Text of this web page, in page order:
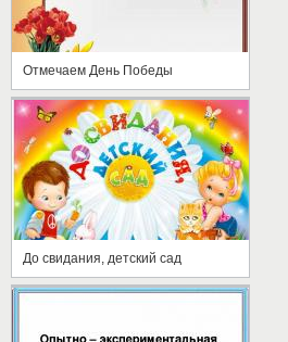
Отмечаем День Победы
До свидания, детский сад